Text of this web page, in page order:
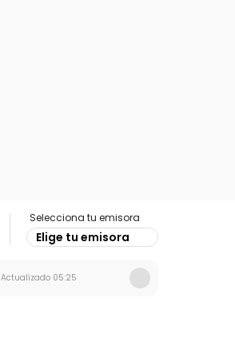
Selecciona tu emisora
Elige tu emisora
Actualizado 05:25